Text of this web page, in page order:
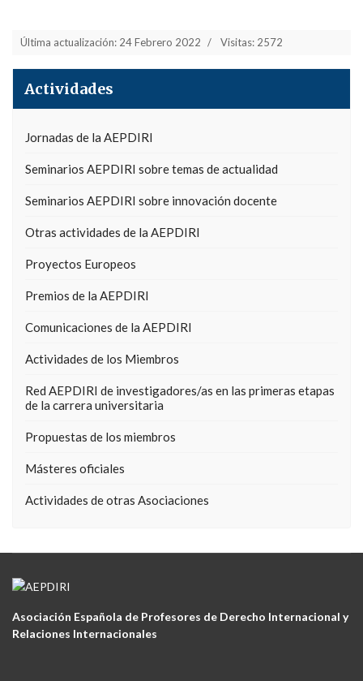
Última actualización: 24 Febrero 2022 Visitas: 2572
Actividades
Jornadas de la AEPDIRI
Seminarios AEPDIRI sobre temas de actualidad
Seminarios AEPDIRI sobre innovación docente
Otras actividades de la AEPDIRI
Proyectos Europeos
Premios de la AEPDIRI
Comunicaciones de la AEPDIRI
Actividades de los Miembros
Red AEPDIRI de investigadores/as en las primeras etapas
de la carrera universitaria
Propuestas de los miembros
Másteres oficiales
Actividades de otras Asociaciones
Asociación Española de Profesores de Derecho Internacional y
Relaciones Internacionales